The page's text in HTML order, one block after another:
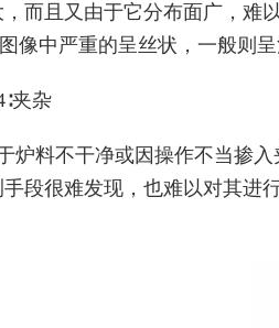
而且又由于它分布面广，难
像中严重的呈丝状，一般则
夹杂
炉料不干净或因操作不当掺
段很难发现，也难以对其进